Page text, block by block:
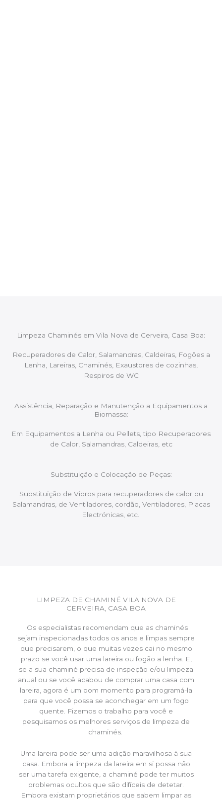
Limpeza Chaminés em Vila Nova de Cerveira, Casa Boa:
Recuperadores de Calor, Salamandras, Caldeiras, Fogões a
Lenha, Lareiras, Chaminés, Exaustores de cozinhas,
Respiros de WC
Assistência, Reparação e Manutenção a Equipamentos a
Biomassa:
Em Equipamentos a Lenha ou Pellets, tipo Recuperadores
de Calor, Salamandras, Caldeiras, etc
Substituição e Colocação de Peças:
Substituição de Vidros para recuperadores de calor ou
Salamandras, de Ventiladores, cordão, Ventiladores, Placas
Electrónicas, etc..
LIMPEZA DE CHAMINÉ VILA NOVA DE
CERVEIRA, CASA BOA
Os especialistas recomendam que as chaminés
sejam inspecionadas todos os anos e limpas sempre
que precisarem, o que muitas vezes cai no mesmo
prazo se você usar uma lareira ou fogão a lenha. E,
se a sua chaminé precisa de inspeção e/ou limpeza
anual ou se você acabou de comprar uma casa com
lareira, agora é um bom momento para programá-la
para que você possa se aconchegar em um fogo
quente. Fizemos o trabalho para você e
pesquisamos os melhores serviços de limpeza de
chaminés.
Uma lareira pode ser uma adição maravilhosa à sua
casa. Embora a limpeza da lareira em si possa não
ser uma tarefa exigente, a chaminé pode ter muitos
problemas ocultos que são difíceis de detetar.
Embora existam proprietários que sabem limpar as